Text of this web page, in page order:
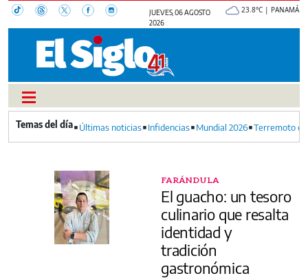
JUEVES, 06 AGOSTO
2026
23.8°C | PANAMÁ
Últimas noticias Infidencias Mundial 2026 Terremoto
FARÁNDULA
El guacho: un tesoro
culinario que resalta
identidad y
tradición
gastronómica